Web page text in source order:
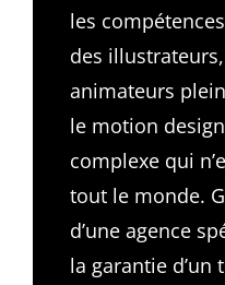
les
des
animateurs
le motion
complexe qui
tout le monde.
d’une agence
la garantie d’un